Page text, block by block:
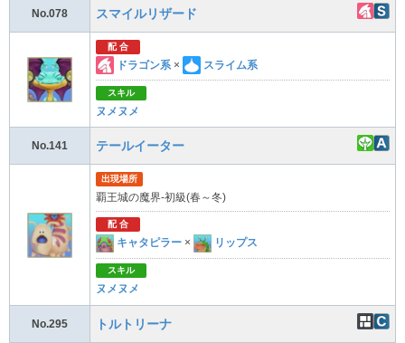
No.078 スマイルリザード
配 合
ドラゴン系 × スライム系
スキル
ヌメヌメ
No.141 テールイーター
出現場所
覇王城の魔界-初級(春～冬)
配 合
キャタピラー × リップス
スキル
ヌメヌメ
No.295 トルトリーナ